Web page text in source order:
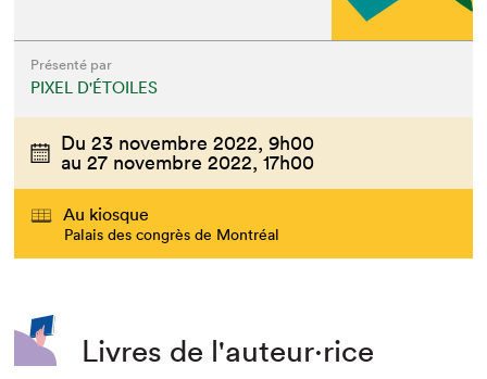
Présenté par
PIXEL D'ÉTOILES
Du23 novembre 2022, 9h00
au27 novembre 2022, 17h00
Au kiosque
Palais des congrès de Montréal
Livres de l'auteur·rice